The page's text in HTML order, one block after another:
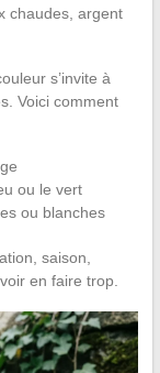
chaudes, argent
s’invite à
Voici comment
ou le vert
ou blanches
saison,
en faire trop.